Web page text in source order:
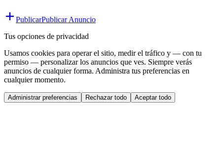
PublicarPublicar Anuncio
Tus opciones de privacidad
Usamos cookies para operar el sitio, medir el tráfico y — con tu
permiso — personalizar los anuncios que ves. Siempre verás
anuncios de cualquier forma. Administra tus preferencias en
cualquier momento.
Administrar preferencias Rechazar todo Aceptar todo